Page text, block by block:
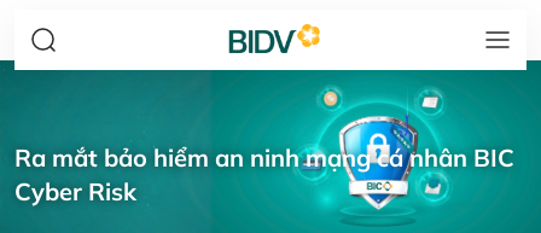
Ra mắt bảo hiểm an ninh mạng cá nhân BIC
Cyber Risk